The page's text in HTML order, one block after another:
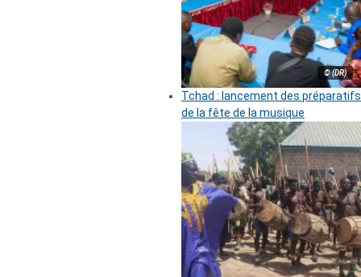
© (DR)
Tchad : lancement des préparatifs
de la fête de la musique